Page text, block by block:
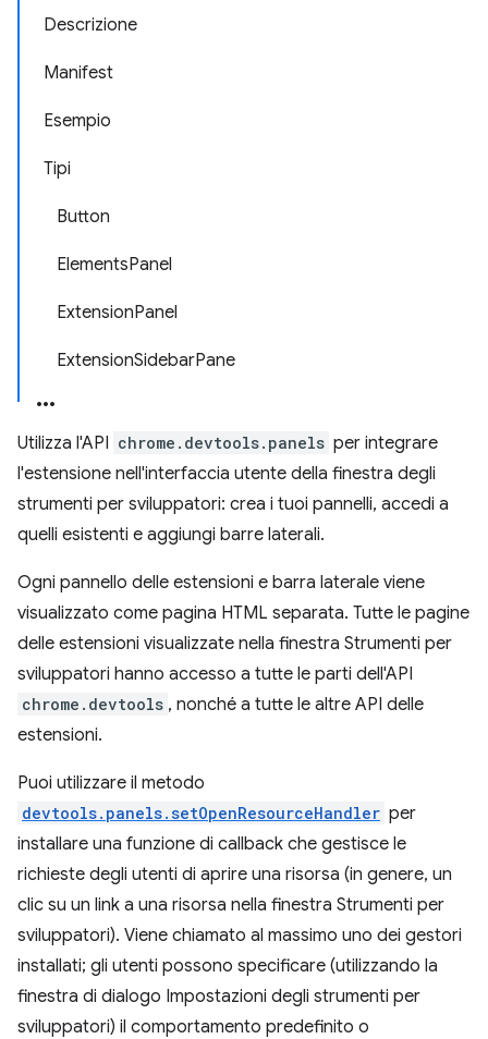
Descrizione
Manifest
Esempio
Tipi
Button
ElementsPanel
ExtensionPanel
ExtensionSidebarPane
Utilizza l'API chrome.devtools.panels per integrare
l'estensione nell'interfaccia utente della finestra degli
strumenti per sviluppatori: crea i tuoi pannelli, accedi a
quelli esistenti e aggiungi barre laterali.
Ogni pannello delle estensioni e barra laterale viene
visualizzato come pagina HTML separata. Tutte le pagine
delle estensioni visualizzate nella finestra Strumenti per
sviluppatori hanno accesso a tutte le parti dell'API
chrome.devtools , nonché a tutte le altre API delle
estensioni.
Puoi utilizzare il metodo
devtools.panels.setOpenResourceHandler per
installare una funzione di callback che gestisce le
richieste degli utenti di aprire una risorsa (in genere, un
clic su un link a una risorsa nella finestra Strumenti per
sviluppatori). Viene chiamato al massimo uno dei gestori
installati; gli utenti possono specificare (utilizzando la
finestra di dialogo Impostazioni degli strumenti per
sviluppatori) il comportamento predefinito o